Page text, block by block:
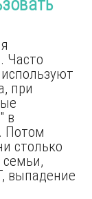
Часто
при
в
Потом
столько
выпадение